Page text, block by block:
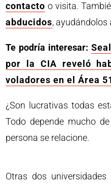
contacto o visita.
abducidos, ayudándolos
Te podría interesar:
por la CIA reveló
voladores en el Área 51
¿Son lucrativas todas
Todo depende mucho de
persona se relacione.
Otras dos